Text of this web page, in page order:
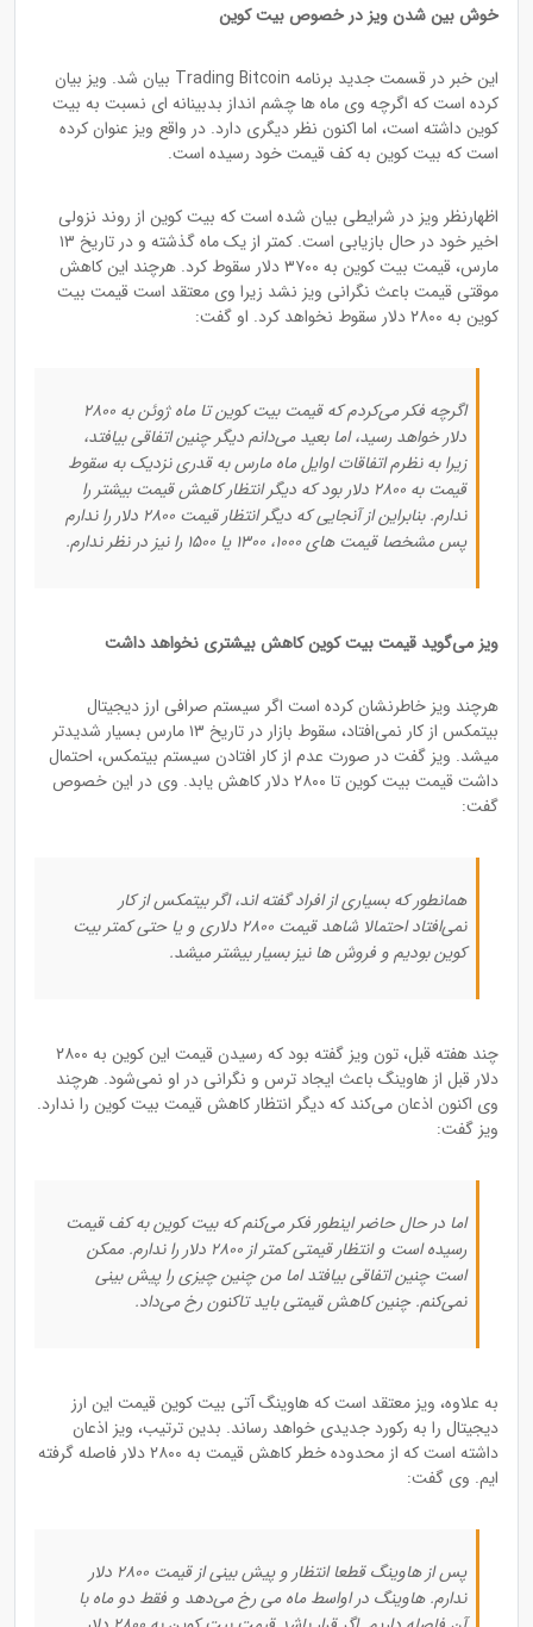
خوش بین شدن ویز در خصوص بیت کوین
این خبر در قسمت جدید برنامه Trading Bitcoin بیان شد. ویز بیان
کرده است که اگرچه وی ماه ها چشم انداز بدبینانه ای نسبت به بیت
کوین داشته است، اما اکنون نظر دیگری دارد. در واقع ویز عنوان کرده
است که بیت کوین به کف قیمت خود رسیده است.
اظهارنظر ویز در شرایطی بیان شده است که بیت کوین از روند نزولی
اخیر خود در حال بازیابی است. کمتر از یک ماه گذشته و در تاریخ ۱۳
مارس، قیمت بیت کوین به ۳۷۰۰ دلار سقوط کرد. هرچند این کاهش
موقتی قیمت باعث نگرانی ویز نشد زیرا وی معتقد است قیمت بیت
کوین به ۲۸۰۰ دلار سقوط نخواهد کرد. او گفت:
اگرچه فکر می‌کردم که قیمت بیت کوین تا ماه ژوئن به ۲۸۰۰
دلار خواهد رسید، اما بعید می‌دانم دیگر چنین اتفاقی بیافتد،
زیرا به نظرم اتفاقات اوایل ماه مارس به قدری نزدیک به سقوط
قیمت به ۲۸۰۰ دلار بود که دیگر انتظار کاهش قیمت بیشتر را
ندارم. بنابراین از آنجایی که دیگر انتظار قیمت ۲۸۰۰ دلار را ندارم
پس مشخصا قیمت های ۱۰۰۰، ۱۳۰۰ یا ۱۵۰۰ را نیز در نظر ندارم.
ویز می‌گوید قیمت بیت کوین کاهش بیشتری نخواهد داشت
هرچند ویز خاطرنشان کرده است اگر سیستم صرافی ارز دیجیتال
بیتمکس از کار نمی‌افتاد، سقوط بازار در تاریخ ۱۳ مارس بسیار شدیدتر
میشد. ویز گفت در صورت عدم از کار افتادن سیستم بیتمکس، احتمال
داشت قیمت بیت کوین تا ۲۸۰۰ دلار کاهش یابد. وی در این خصوص
گفت:
همانطور که بسیاری از افراد گفته اند، اگر بیتمکس از کار
نمی‌افتاد احتمالا شاهد قیمت ۲۸۰۰ دلاری و یا حتی کمتر بیت
کوین بودیم و فروش ها نیز بسیار بیشتر میشد.
چند هفته قبل، تون ویز گفته بود که رسیدن قیمت این کوین به ۲۸۰۰
دلار قبل از هاوینگ باعث ایجاد ترس و نگرانی در او نمی‌شود. هرچند
وی اکنون اذعان می‌کند که دیگر انتظار کاهش قیمت بیت کوین را ندارد.
ویز گفت:
اما در حال حاضر اینطور فکر می‌کنم که بیت کوین به کف قیمت
رسیده است و انتظار قیمتی کمتر از ۲۸۰۰ دلار را ندارم. ممکن
است چنین اتفاقی بیافتد اما من چنین چیزی را پیش بینی
نمی‌کنم. چنین کاهش قیمتی باید تاکنون رخ می‌داد.
به علاوه، ویز معتقد است که هاوینگ آتی بیت کوین قیمت این ارز
دیجیتال را به رکورد جدیدی خواهد رساند. بدین ترتیب، ویز اذعان
داشته است که از محدوده خطر کاهش قیمت به ۲۸۰۰ دلار فاصله گرفته
ایم. وی گفت:
پس از هاوینگ قطعا انتظار و پیش بینی از قیمت ۲۸۰۰ دلار
ندارم. هاوینگ در اواسط ماه می رخ می‌دهد و فقط دو ماه با